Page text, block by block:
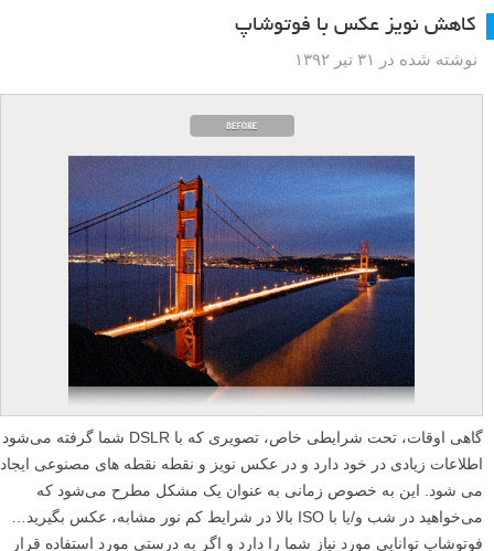
کاهش نویز عکس با فوتوشاپ
نوشته شده در ۳۱ تیر ۱۳۹۲
گاهی اوقات، تحت شرایطی خاص، تصویری که با DSLR شما گرفته می‌شود
اطلاعات زیادی در خود دارد و در عکس نویز و نقطه نقطه های مصنوعی ایجاد
می شود. این به خصوص زمانی به عنوان یک مشکل مطرح می‌شود که
می‌خواهید در شب و/یا با ISO بالا در شرایط کم نور مشابه، عکس بگیرید…
فوتوشاپ توانایی مورد نیاز شما را دارد و اگر به درستی مورد استفاده قرار